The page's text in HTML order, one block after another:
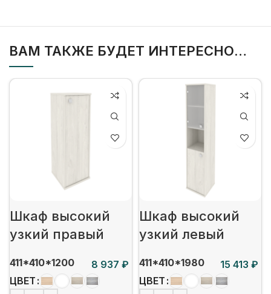
ВАМ ТАКЖЕ БУДЕТ ИНТЕРЕСНО…
Шкаф высокий
узкий правый
411*410*1200
₽
ЦВЕТ
Шкаф высокий
узкий левый
411*410*1980
₽
ЦВЕТ